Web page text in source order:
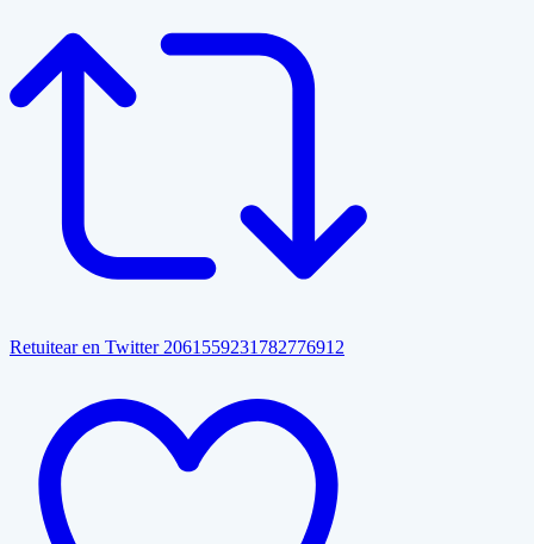
Retuitear en Twitter 2061559231782776912